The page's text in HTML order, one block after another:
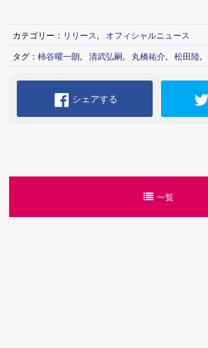
カテゴリー： リリース,
オフィシャルニュース
タグ：柿谷曜一朗, 清武弘嗣, 丸橋祐介, 松田陸,
シェアする
一覧